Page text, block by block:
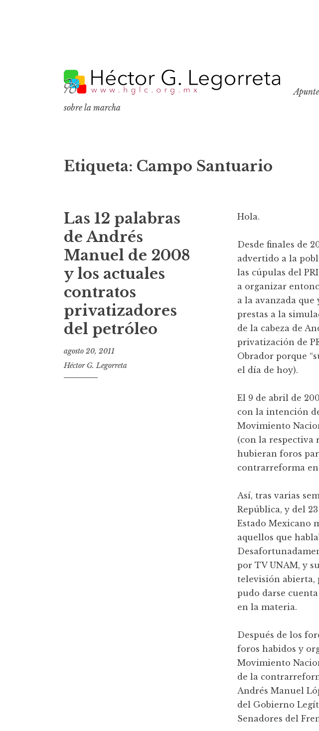
k
i
p
o
n
n
sobre la marcha
Etiqueta: Campo Santuario
Las 12 palabras
de Andrés
Manuel de 2008
y los actuales
contratos
privatizadores
del petróleo
agosto 20, 2011
Héctor G. Legorreta
Hola.
Desde finales de
advertido a la
las cúpulas del
a organizar
a la avanzada
prestas a la
de la cabeza de
privatización de
Obrador porque
el día de hoy).
El 9 de abril de
con la intención
Movimiento
(con la respectiva
hubieran foros
contrarreforma
Así, tras varias
República, y del
Estado Mexicano
aquellos que
por TV UNAM, y
televisión abierta,
pudo darse
en la materia.
Después de los
foros habidos y
Movimiento
de la
Andrés Manuel
del Gobierno
Senadores del